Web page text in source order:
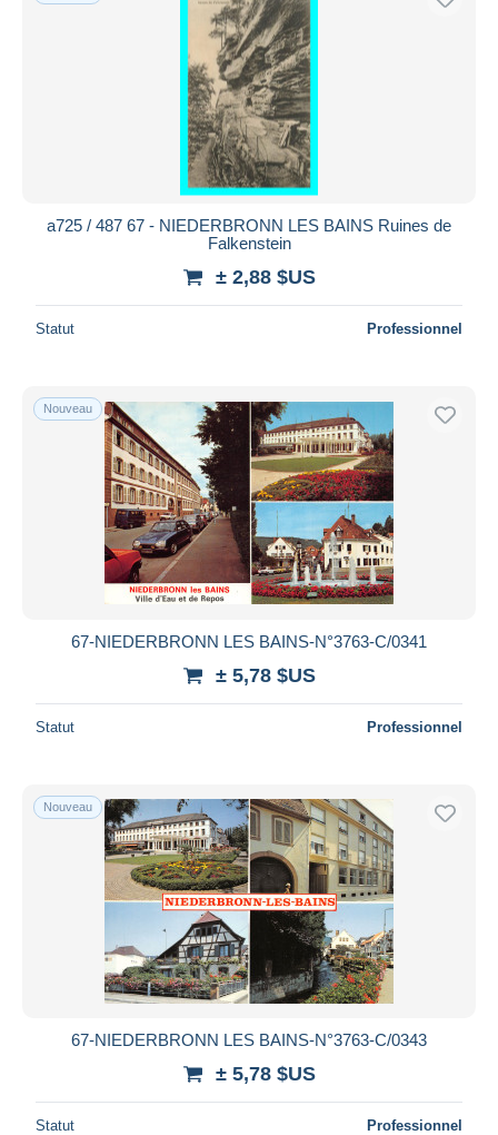
a725 / 487 67 - NIEDERBRONN LES BAINS Ruines de
Falkenstein
± 2,88 $US
Statut Professionnel
Nouveau
67-NIEDERBRONN LES BAINS-N°3763-C/0341
± 5,78 $US
Statut Professionnel
Nouveau
67-NIEDERBRONN LES BAINS-N°3763-C/0343
± 5,78 $US
Statut Professionnel